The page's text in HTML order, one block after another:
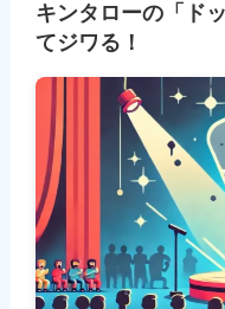
キンタローの「ド
てジワる！